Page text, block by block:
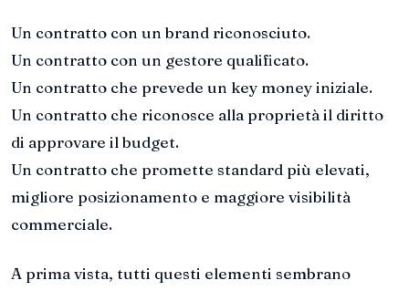
Un contratto con un brand riconosciuto.
Un contratto con un gestore qualificato.
Un contratto che prevede un key money iniziale.
Un contratto che riconosce alla proprietà il diritto
di approvare il budget.
Un contratto che promette standard più elevati,
migliore posizionamento e maggiore visibilità
commerciale.
A prima vista, tutti questi elementi sembrano